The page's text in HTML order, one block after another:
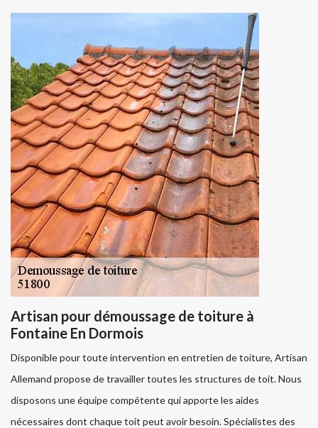
Artisan pour démoussage de toiture à
Fontaine En Dormois
Disponible pour toute intervention en entretien de toiture, Artisan
Allemand propose de travailler toutes les structures de toit. Nous
disposons une équipe compétente qui apporte les aides
nécessaires dont chaque toit peut avoir besoin. Spécialistes des